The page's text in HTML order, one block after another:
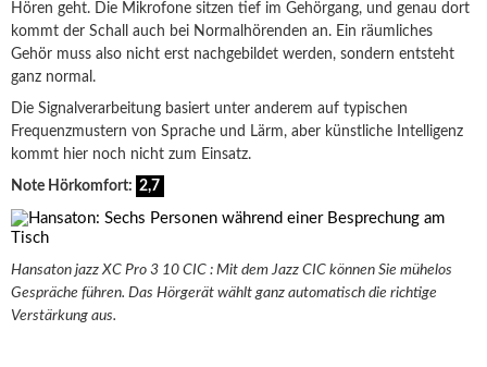
Hören geht. Die Mikrofone sitzen tief im Gehörgang, und genau dort
kommt der Schall auch bei Normalhörenden an. Ein räumliches
Gehör muss also nicht erst nachgebildet werden, sondern entsteht
ganz normal.
Die Signalverarbeitung basiert unter anderem auf typischen
Frequenzmustern von Sprache und Lärm, aber künstliche Intelligenz
kommt hier noch nicht zum Einsatz.
Note Hörkomfort: 2,7
Hansaton jazz XC Pro 3 10 CIC : Mit dem Jazz CIC können Sie mühelos
Gespräche führen. Das Hörgerät wählt ganz automatisch die richtige
Verstärkung aus.